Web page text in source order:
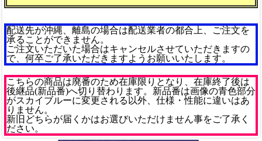
配送先が沖縄、離島の場合は配送業者の都合上、ご注文を
承ることができません。
ご注文いただいた場合はキャンセルさせていただきますの
で、何卒ご了承いただきますようお願いいたします。
こちらの商品は廃番のため在庫限りとなり、在庫終了後は
後継品(新品番)へ切り替わります。新品番は画像の青色部分
がスカイブルーに変更される以外、仕様・性能に違いはあ
りません。
新旧どちらが届くかはお選びいただけません事をご了承く
ださい。